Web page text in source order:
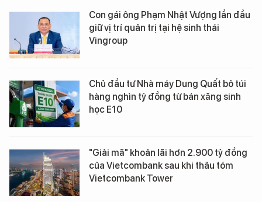
Con gái ông Phạm Nhật Vượng lần đầu
giữ vị trí quản trị tại hệ sinh thái
Vingroup
Chủ đầu tư Nhà máy Dung Quất bỏ túi
hàng nghìn tỷ đồng từ bán xăng sinh
học E10
"Giải mã" khoản lãi hơn 2.900 tỷ đồng
của Vietcombank sau khi thâu tóm
Vietcombank Tower